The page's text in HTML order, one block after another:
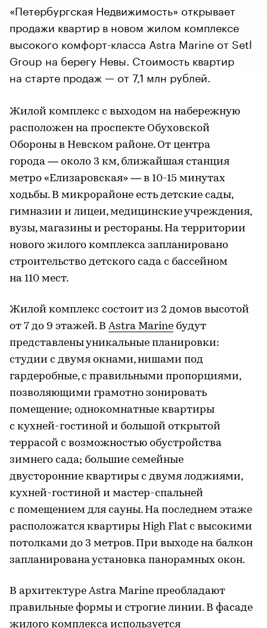
«Петербургская Недвижимость» открывает
продажи квартир в новом жилом комплексе
высокого комфорт-класса Astra Marine от Setl
Group на берегу Невы. Стоимость квартир
на старте продаж — от 7,1 млн рублей.
Жилой комплекс с выходом на набережную
расположен на проспекте Обуховской
Обороны в Невском районе. От центра
города — около 3 км, ближайшая станция
метро «Елизаровская» — в 10-15 минутах
ходьбы. В микрорайоне есть детские сады,
гимназии и лицеи, медицинские учреждения,
вузы, магазины и рестораны. На территории
нового жилого комплекса запланировано
строительство детского сада с бассейном
на 110 мест.
Жилой комплекс состоит из 2 домов высотой
от 7 до 9 этажей. В Astra Marine будут
представлены уникальные планировки:
студии с двумя окнами, нишами под
гардеробные, с правильными пропорциями,
позволяющими грамотно зонировать
помещение; однокомнатные квартиры
с кухней-гостиной и большой открытой
террасой с возможностью обустройства
зимнего сада; большие семейные
двусторонние квартиры с двумя лоджиями,
кухней-гостиной и мастер-спальней
с помещением для сауны. На последнем этаже
расположатся квартиры High Flat с высокими
потолками до 3 метров. При выходе на балкон
запланирована установка панорамных окон.
В архитектуре Astra Marine преобладают
правильные формы и строгие линии. В фасаде
жилого комплекса используется